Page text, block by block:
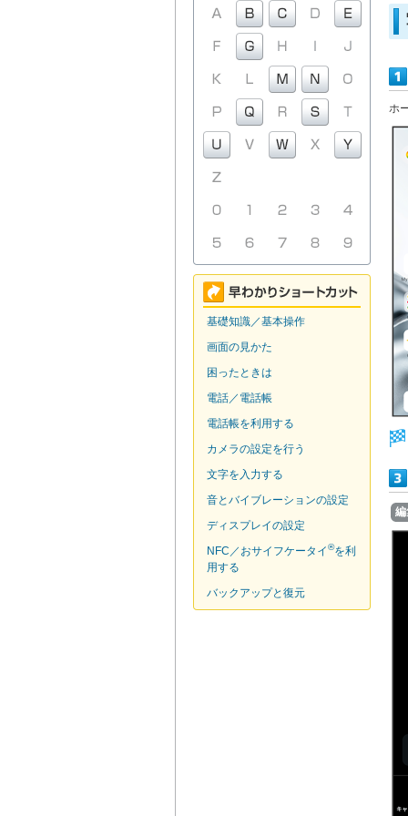
基礎知識／基本操作
画面の見かた
困ったときは
電話／電話帳
電話帳を利用する
カメラの設定を行う
文字を入力する
音とバイブレーションの設定
ディスプレイの設定
NFC／おサイフケータイ®を利
用する
バックアップと復元
ホ